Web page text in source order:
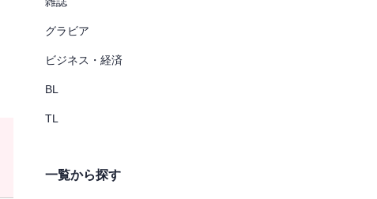
グラビア
ビジネス・経済
BL
TL
一覧から探す